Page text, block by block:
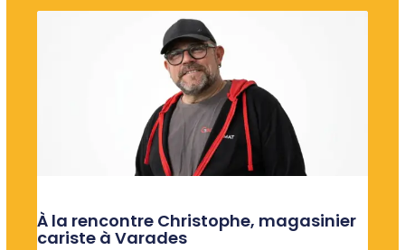
À la rencontre Christophe, magasinier
cariste à Varades